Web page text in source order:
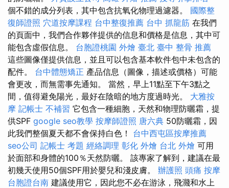
個不錯的成分列表，其中包含抗氧化物理過濾器。 國際整
復師證照 穴道按摩課程 台中整復推薦 台中 抓龍筋 在我們
的頁面中，我們合作夥伴提供的信息和價格是信息，其中可
能包含虛假信息。 台胞證桃園 外燴 臺北 臺中 整骨 推薦
這些圖像僅提供信息，並且可以包含基本軟件包中未包含的
配件。 台中體態矯正 產品信息（圖像，描述或價格）可能
會更改，而無需事先通知。 當然，早上11點至下午3點之
間，值得避免陽光，最好在陰暗的地方度過時光。 大雅按
摩 記帳士 不補習 它包含一種細胞，天然和物理防曬霜，提
供SPF google seo教學 按摩師證照 唐六典 50防曬霜，因
此我們整個夏天都不會保持白色！ 台中西屯區按摩推薦
seo公司 記帳士 考題 經絡調理 彰化 外燴 台北 外燴 可用
於面部和身體的100％天然防曬。 該專家了解到，建議在最
初幾天使用50個SPF用於嬰兒和淺皮膚。 辦護照 頭痛 按摩
台胞證台南 建議使用它，因此您不必在游泳，飛濺和水上